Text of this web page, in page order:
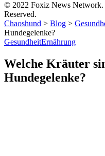
© 2022 Foxiz News
Reserved.
Chaoshund > Blog >
Hundegelenke?
GesundheitErnährung
Welche Kräuter
Hundegelenke?